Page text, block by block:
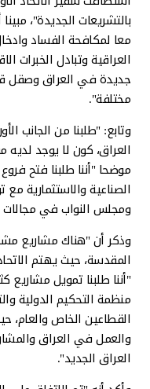
بالتشريعات الجديدة"،
معا لمكافحة الفساد
العراقية وتبادل الخبرات
جديدة في العراق وصقل
مختلفة".
وتابع: "طلبنا من الجانب
العراق، كون لا يوجد لديه
موضحا "أننا طلبنا فتح
الصناعية والاستثمارية
ومجلس النواب في مجالات
وذكر أن "هناك مشاريع
المقدسة، حيث يهتم
"أننا طلبنا تمويل مشاريع
منظمة التحكيم الدولية
القطاعين الخاص والعام،
والعمل في العراق
العراق الجديد".